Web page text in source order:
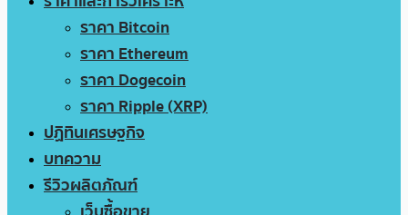
ราคา Bitcoin
ราคา Ethereum
ราคา Dogecoin
ราคา Ripple (XRP)
ปฏิทินเศรษฐกิจ
บทความ
รีวิวผลิตภัณฑ์